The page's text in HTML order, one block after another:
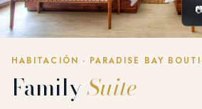
HABITACIÓN · PARADISE BAY
FamilySuite